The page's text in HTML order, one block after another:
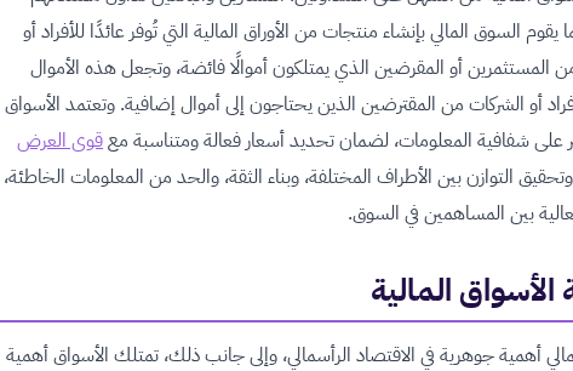
يقوم السوق المالي بإنشاء منتجات من الأوراق المالية التي تُوفر عائدًا للأفراد أو
المستثمرين أو المقرضين الذي يمتلكون أموالًا فائضة، وتجعل هذه الأموال
أو الشركات من المقترضين الذين يحتاجون إلى أموال إضافية. وتعتمد الأسواق
على شفافية المعلومات، لضمان تحديد أسعار فعالة ومتناسبة معقوى العرض
التوازن بين الأطراف المختلفة، وبناء الثقة، والحد من المعلومات الخاطئة،
بين المساهمين في السوق.
المالية
أهمية جوهرية في الاقتصاد الرأسمالي، وإلى جانب ذلك، تمتلك الأسواق أهمية